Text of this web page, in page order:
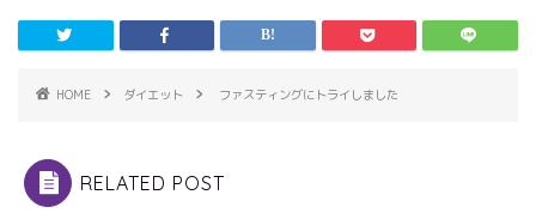
HOME ダイエット ファスティングにトライしました
RELATED POST